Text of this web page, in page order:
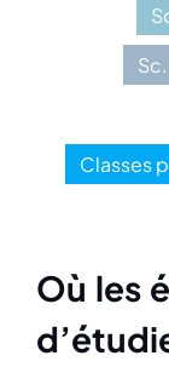
Classes
Où les